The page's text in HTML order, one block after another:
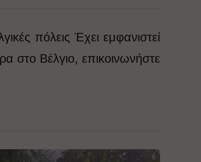
πόλεις Έχει εμφανιστεί
στο Βέλγιο, επικοινωνήστε